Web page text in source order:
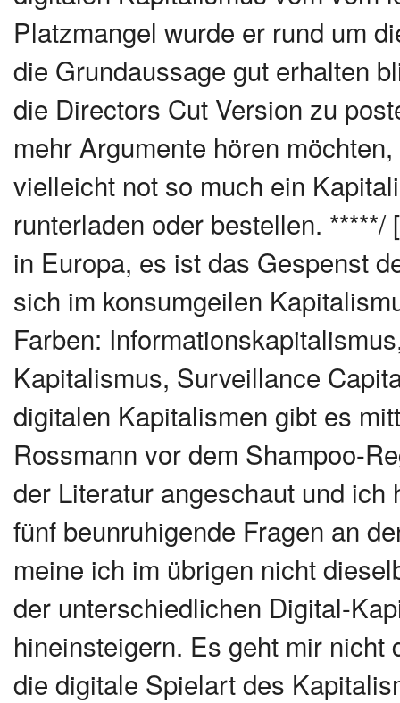
Platzmangel wurde er rund um
die Grundaussage gut erhalten
die Directors Cut Version zu
mehr Argumente hören
vielleicht not so much ein
runterladen oder bestellen.
in Europa, es ist das Gespenst
sich im konsumgeilen
Farben:
Kapitalismus, Surveillance
digitalen Kapitalismen gibt es
Rossmann vor dem Shampoo-
der Literatur angeschaut und
fünf beunruhigende Fragen an
meine ich im übrigen nicht
der unterschiedlichen Digital-
hineinsteigern. Es geht mir
die digitale Spielart des